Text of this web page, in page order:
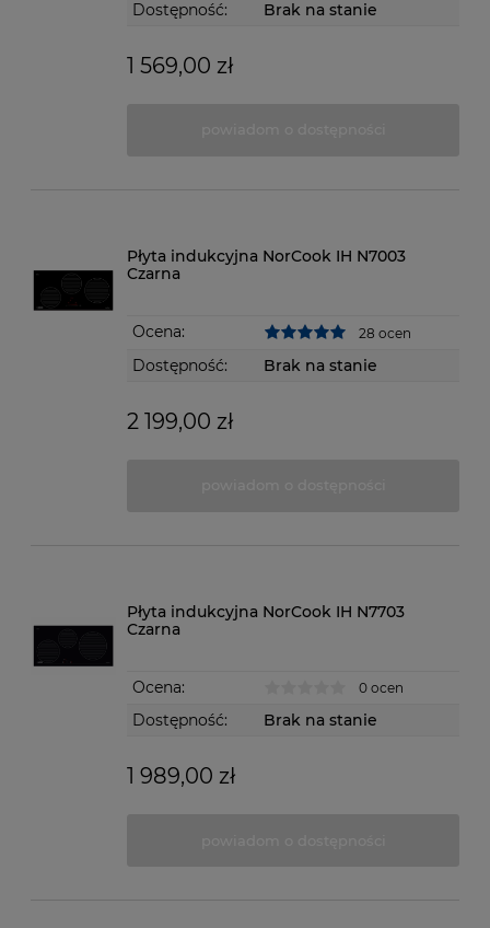
Dostępność: Brak na stanie
1 569,00 zł
Płyta indukcyjna NorCook IH N7003
Czarna
Ocena: 28 ocen
Dostępność: Brak na stanie
2 199,00 zł
Płyta indukcyjna NorCook IH N7703
Czarna
Ocena: 0 ocen
Dostępność: Brak na stanie
1 989,00 zł